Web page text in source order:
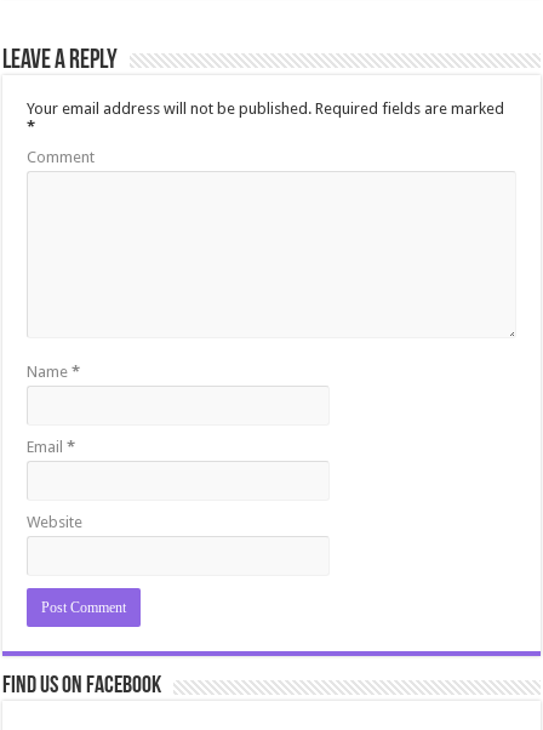
Leave a Reply
Your email address will not be published. Required fields are marked
*
Comment
Name*
Email*
Website
Find us on Facebook